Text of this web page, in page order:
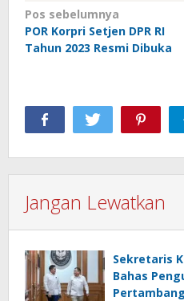
Navigasi
pos
Pos sebelumnya
POR Korpri Setjen DPR RI
Tahun 2023 Resmi Dibuka
Jangan Lewatkan
Sekretaris
Bahas